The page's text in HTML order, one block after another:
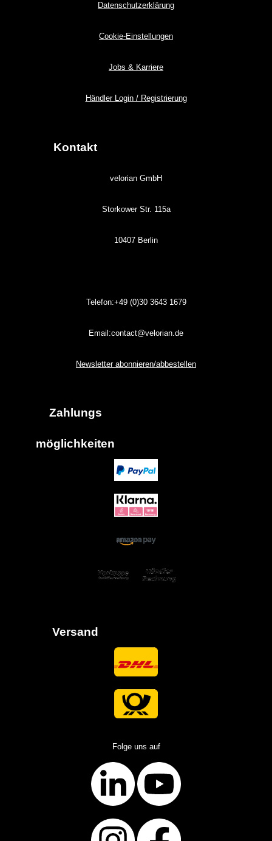
Datenschutzerklärung
Cookie-Einstellungen
Jobs & Karriere
Händler Login / Registrierung
Kontakt
velorian GmbH
Storkower Str. 115a
10407 Berlin
Telefon:+49 (0)3036431679
Email:contact@velorian.de
Newsletter abonnieren/abbestellen
Zahlungs
möglich keiten
Versand
Folge uns auf